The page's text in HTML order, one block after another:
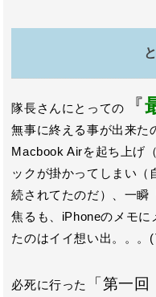
隊長さんにとっての 『
無事に終える事が出来た
Macbook Airを起ち上げ
ックが掛かってしまい（
続されてたのだ）、一瞬
焦るも、iPhoneのメモ
たのはイイ想い出。。。(
必死に行った
「第一